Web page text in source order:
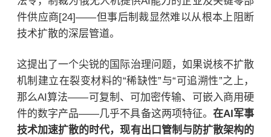
件供应商[24]——但事后制裁显然难以从根本上阻断
技术扩散的深层管道。
这提出了一个尖锐的国际治理问题，如果说核不扩散
机制建立在裂变材料的“稀缺性”与“可追溯性”之上，
那么AI算法——可复制、可加密传输、可嵌入商用硬
件的数字产品——几乎不具备这两项特征。 在AI军事
技术加速扩散的时代，现有出口管制与防扩散架构的